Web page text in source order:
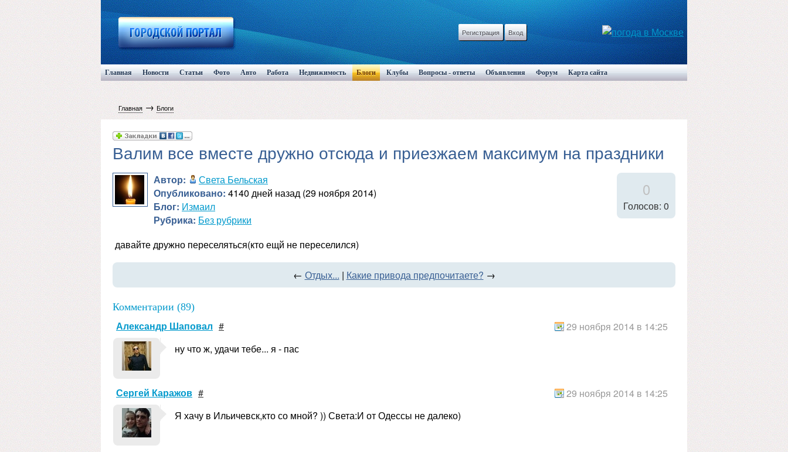
Регистрация Вход
Главная Новости Статьи Фото Авто Работа Недвижимость Блоги Клубы Вопросы - ответы Объявления Форум Карта сайта
Главная→Блоги
Валим все вместе дружно отсюда и приезжаем максимум на праздники
Автор:
Света Бельская
Опубликовано: 4140 дней назад (29 ноября 2014)
Блог: Измаил
Рубрика: Без рубрики
0
Голосов: 0
давайте дружно переселяться(кто ещй не переселился)
← Отдых... | Какие привода предпочитаете? →
Комментарии (89)
Александр Шаповал #
29 ноября 2014 в 14:25
ну что ж, удачи тебе... я - пас
Сергей Каражов #
29 ноября 2014 в 14:25
Я хачу в Ильичевск,кто со мной? )) Света:И от Одессы не далеко)